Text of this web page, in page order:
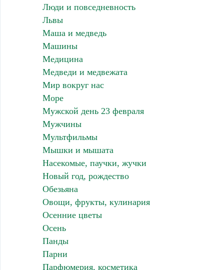
Люди и повседневность
Львы
Маша и медведь
Машины
Медицина
Медведи и медвежата
Мир вокруг нас
Море
Мужской день 23 февраля
Мужчины
Мультфильмы
Мышки и мышата
Насекомые, паучки, жучки
Новый год, рождество
Обезьяна
Овощи, фрукты, кулинария
Осенние цветы
Осень
Панды
Парни
Парфюмерия, косметика